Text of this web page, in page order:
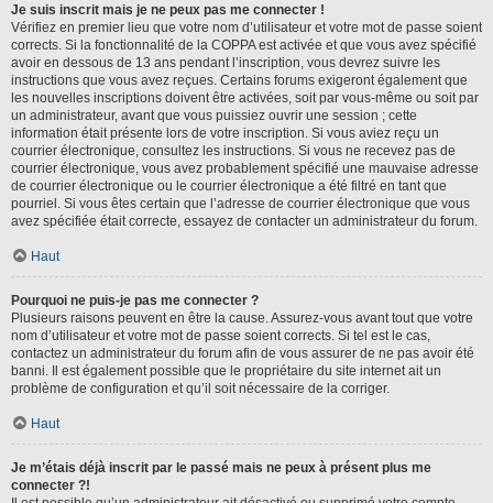
Je suis inscrit mais je ne peux pas me connecter !
Vérifiez en premier lieu que votre nom d’utilisateur et votre mot de passe soient
corrects. Si la fonctionnalité de la COPPA est activée et que vous avez spécifié
avoir en dessous de 13 ans pendant l’inscription, vous devrez suivre les
instructions que vous avez reçues. Certains forums exigeront également que
les nouvelles inscriptions doivent être activées, soit par vous-même ou soit par
un administrateur, avant que vous puissiez ouvrir une session ; cette
information était présente lors de votre inscription. Si vous aviez reçu un
courrier électronique, consultez les instructions. Si vous ne recevez pas de
courrier électronique, vous avez probablement spécifié une mauvaise adresse
de courrier électronique ou le courrier électronique a été filtré en tant que
pourriel. Si vous êtes certain que l’adresse de courrier électronique que vous
avez spécifiée était correcte, essayez de contacter un administrateur du forum.
Haut
Pourquoi ne puis-je pas me connecter ?
Plusieurs raisons peuvent en être la cause. Assurez-vous avant tout que votre
nom d’utilisateur et votre mot de passe soient corrects. Si tel est le cas,
contactez un administrateur du forum afin de vous assurer de ne pas avoir été
banni. Il est également possible que le propriétaire du site internet ait un
problème de configuration et qu’il soit nécessaire de la corriger.
Haut
Je m’étais déjà inscrit par le passé mais ne peux à présent plus me
connecter ?!